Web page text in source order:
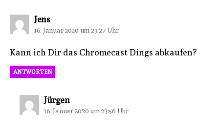
Jenssagt:
16. Januar 2020 um 23:27 Uhr
Kann ich Dir das Chromecast Dings abkaufen?
ANTWORTEN
Jürgensagt:
16. Januar 2020 um 23:56 Uhr